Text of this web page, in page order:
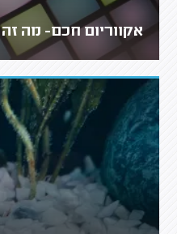
אקווריום חכם- מה זה